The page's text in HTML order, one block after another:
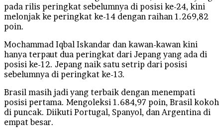
pada rilis peringkat sebelumnya di posisi ke-24, kini
melonjak ke peringkat ke-14 dengan raihan 1.269,82
poin.
Mochammad Iqbal Iskandar dan kawan-kawan kini
hanya terpaut dua peringkat dari Jepang yang ada di
posisi ke-12. Jepang naik satu setrip dari posisi
sebelumnya di peringkat ke-13.
Brasil masih jadi yang terbaik dengan menempati
posisi pertama. Mengoleksi 1.684,97 poin, Brasil kokoh
di puncak. Diikuti Portugal, Spanyol, dan Argentina di
empat besar.